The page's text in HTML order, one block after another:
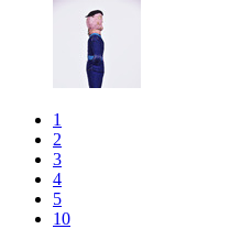
1
2
3
4
5
10